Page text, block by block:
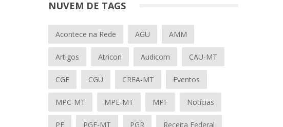
NUVEM DE TAGS
Acontece na Rede AGU AMM
Artigos Atricon Audicom CAU-MT
CGE CGU CREA-MT Eventos
MPC-MT MPE-MT MPF Notícias
PF PGE-MT PGR Receita Federal